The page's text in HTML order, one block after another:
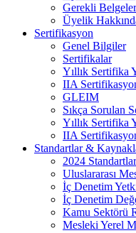
Gerekli Belgeler
Üyelik
Sertifikasyon
Genel Bilgiler
Sertifikalar
Yıllık Sertifika
IIA
GLEIM
Sıkça Sorulan
Yıllık Sertifika
IIA
Standartlar &
2024 Standartlar
Uluslararası
İç Denetim
İç Denetim
Kamu Sektörü
Mesleki Yerel